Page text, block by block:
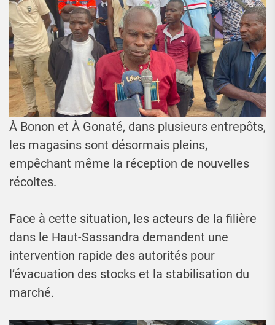
À Bonon et À Gonaté, dans plusieurs entrepôts,
les magasins sont désormais pleins,
empêchant même la réception de nouvelles
récoltes.
Face à cette situation, les acteurs de la filière
dans le Haut-Sassandra demandent une
intervention rapide des autorités pour
l’évacuation des stocks et la stabilisation du
marché.